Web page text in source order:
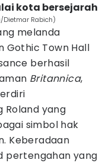
kota bersejarah
Dietmar Rabich)
melanda
Gothic Town Hall
berhasil
Britannica,
Roland yang
simbol hak
Keberadaan
pertengahan yang